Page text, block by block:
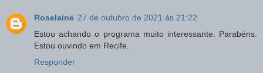
Roselaine 27 de outubro de 2021 às 21:22
Estou achando o programa muito interessante. Parabéns.
Estou ouvindo em Recife.
Responder